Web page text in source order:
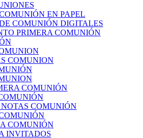
EN PAPEL
COMUNIÓN DIGITALES
PRIMERA COMUNIÓN
COMUNION
COMUNIÓN
COMUNIÓN
COMUNIÓN
INVITADOS